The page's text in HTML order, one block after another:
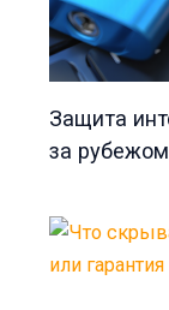
Защита
за